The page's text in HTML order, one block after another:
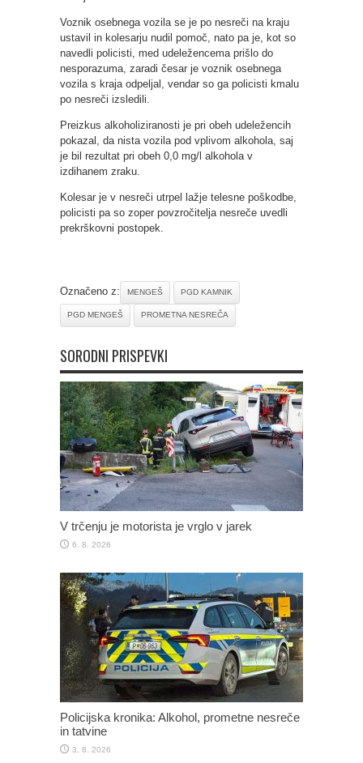
Voznik osebnega vozila se je po nesreči na kraju
ustavil in kolesarju nudil pomoč, nato pa je, kot so
navedli policisti, med udeležencema prišlo do
nesporazuma, zaradi česar je voznik osebnega
vozila s kraja odpeljal, vendar so ga policisti kmalu
po nesreči izsledili.
Preizkus alkoholiziranosti je pri obeh udeležencih
pokazal, da nista vozila pod vplivom alkohola, saj
je bil rezultat pri obeh 0,0 mg/l alkohola v
izdihanem zraku.
Kolesar je v nesreči utrpel lažje telesne poškodbe,
policisti pa so zoper povzročitelja nesreče uvedli
prekrškovni postopek.
Označeno z: MENGEŠ PGD KAMNIK
PGD MENGEŠ PROMETNA NESREČA
SORODNI PRISPEVKI
V trčenju je motorista je vrglo v jarek
6. 8. 2026
Policijska kronika: Alkohol, prometne nesreče
in tatvine
3. 8. 2026